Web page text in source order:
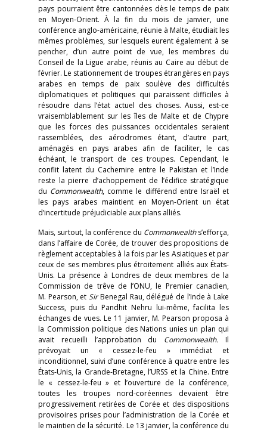
pays pourraient être cantonnées dès le temps de paix
en Moyen-Orient. À la fin du mois de janvier, une
conférence anglo-américaine, réunie à Malte, étudiait les
mêmes problèmes, sur lesquels eurent également à se
pencher, d’un autre point de vue, les membres du
Conseil de la Ligue arabe, réunis au Caire au début de
février. Le stationnement de troupes étrangères en pays
arabes en temps de paix soulève des difficultés
diplomatiques et politiques qui paraissent difficiles à
résoudre dans l’état actuel des choses. Aussi, est-ce
vraisemblablement sur les îles de Malte et de Chypre
que les forces des puissances occidentales seraient
rassemblées, des aérodromes étant, d’autre part,
aménagés en pays arabes afin de faciliter, le cas
échéant, le transport de ces troupes. Cependant, le
conflit latent du Cachemire entre le Pakistan et l’Inde
reste la pierre d’achoppement de l’édifice stratégique
du Commonwealth, comme le différend entre Israël et
les pays arabes maintient en Moyen-Orient un état
d’incertitude préjudiciable aux plans alliés.
Mais, surtout, la conférence du Commonwealths’efforça,
dans l’affaire de Corée, de trouver des propositions de
règlement acceptables à la fois par les Asiatiques et par
ceux de ses membres plus étroitement alliés aux États-
Unis. La présence à Londres de deux membres de la
Commission de trêve de l’ONU, le Premier canadien,
M. Pearson, etSirBenegal Rau, délégué de l’Inde à Lake
Success, puis du Pandhit Nehru lui-même, facilita les
échanges de vues. Le 11 janvier, M. Pearson proposa à
la Commission politique des Nations unies un plan qui
avait recueilli l’approbation du Commonwealth.Il
prévoyait un « cessez-le-feu » immédiat et
inconditionnel, suivi d’une conférence à quatre entre les
États-Unis, la Grande-Bretagne, l’URSS et la Chine. Entre
le « cessez-le-feu » et l’ouverture de la conférence,
toutes les troupes nord-coréennes devaient être
progressivement retirées de Corée et des dispositions
provisoires prises pour l’administration de la Corée et
le maintien de la sécurité. Le 13 janvier, la conférence du